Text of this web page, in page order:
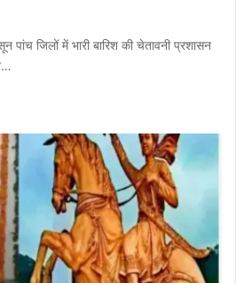
जिलों में भारी बारिश की चेतावनी प्रशासन